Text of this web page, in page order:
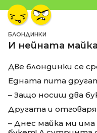
БЛОНДИНКИ
И нейната майка
Две блондинки се
Едната пита
– Защо носиш два
Другата и
– Днес майка ми